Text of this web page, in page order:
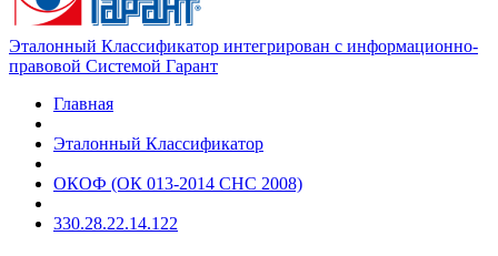
Эталонный Классификатор интегрирован с информационно-
правовой Системой Гарант
Главная
Эталонный Классификатор
ОКОФ (ОК 013-2014 СНС 2008)
330.28.22.14.122